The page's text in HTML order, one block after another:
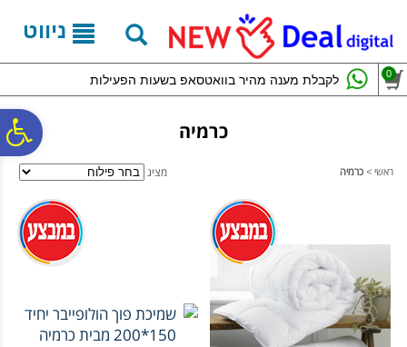
נגישות
אתר
המרכזי
ניווט
לקבלת מענה מהיר בוואטסאפ בשעות הפעילות 0
כרמיה
ראשי > כרמיה מציג